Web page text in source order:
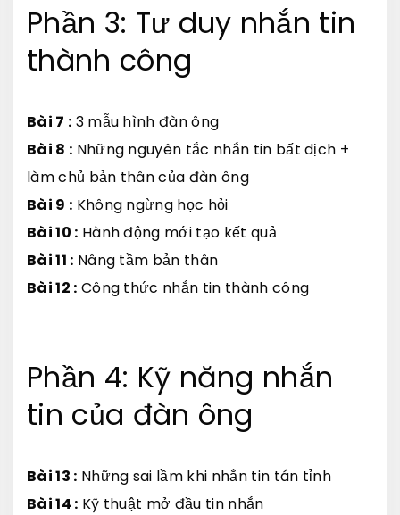
Phần 3: Tư duy nhắn tin
thành công
Bài 7 : 3 mẫu hình đàn ông
Bài 8 : Những nguyên tắc nhắn tin bất dịch +
làm chủ bản thân của đàn ông
Bài 9 : Không ngừng học hỏi
Bài 10 : Hành động mới tạo kết quả
Bài 11 : Nâng tầm bản thân
Bài 12 : Công thức nhắn tin thành công
Phần 4: Kỹ năng nhắn
tin của đàn ông
Bài 13 : Những sai lầm khi nhắn tin tán tỉnh
Bài 14 : Kỹ thuật mở đầu tin nhắn